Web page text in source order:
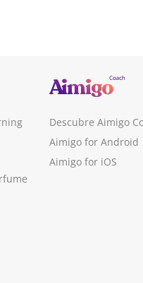
Descubre Aimigo
Aimigo for Android
Aimigo for iOS